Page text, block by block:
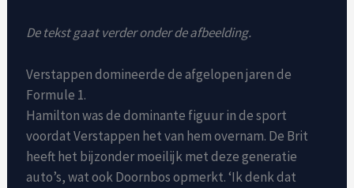
De tekst gaat verder onder de afbeelding.
Verstappen domineerde de afgelopen jaren de
Formule 1.
Hamilton was de dominante figuur in de sport
voordat Verstappen het van hem overnam. De Brit
heeft het bijzonder moeilijk met deze generatie
auto’s, wat ook Doornbos opmerkt. ‘Ik denk dat